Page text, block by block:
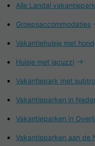
Alle Landal
Groepsaccommodaties
Vakantiehuisje met hond
Huisje met jacuzzi
Vakantiepark met
Vakantieparken in
Vakantieparken in
Vakantieparken aan de